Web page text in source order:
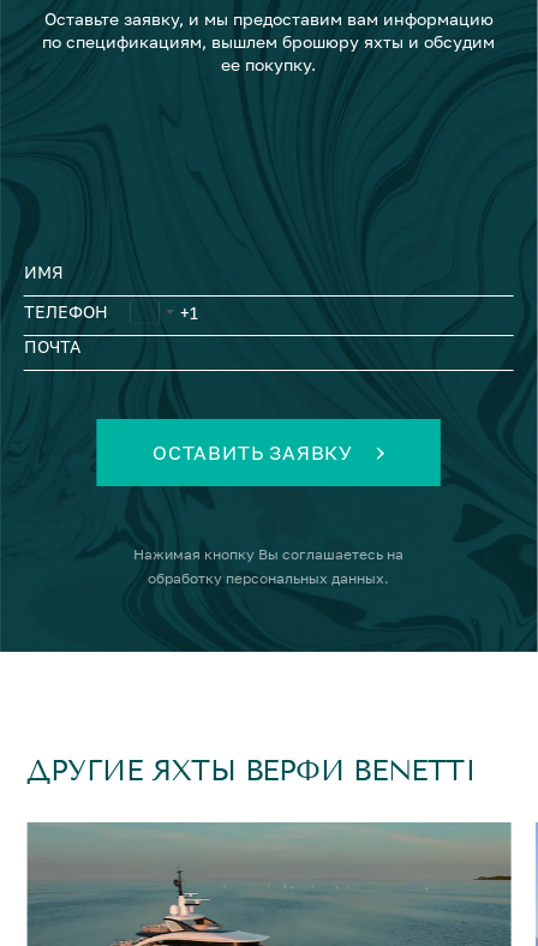
Оставьте заявку, и мы предоставим вам информацию
по спецификациям, вышлем брошюру яхты и обсудим
ее покупку.
ИМЯ
ТЕЛЕФОН
ПОЧТА
ОСТАВИТЬ ЗАЯВКУ
Нажимая кнопку Вы соглашаетесь на
обработку персональных данных.
ДРУГИЕ ЯХТЫ ВЕРФИ BENETTI